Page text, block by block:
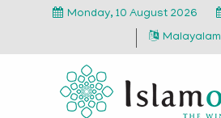
Monday, 10 August 2026
Malayalam